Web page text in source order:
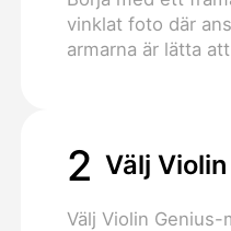
vinklat foto där
armarna är lätta
2 Välj
Välj Violin